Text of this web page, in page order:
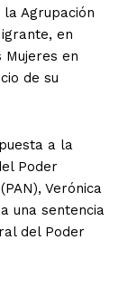
Agrupación
en
en
de su
a la
Poder
Verónica
una sentencia
del Poder